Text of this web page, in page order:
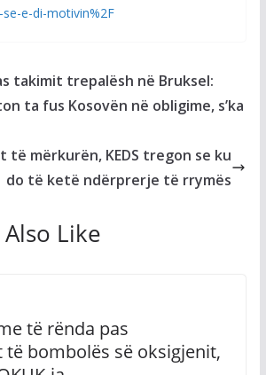
e-di-motivin%2F
takimit trepalësh në Bruksel:
ta fus Kosovën në obligime, s’ka
të mërkurën, KEDS tregon se ku
do të ketë ndërprerje të rrymës
Like
të rënda pas
bombolës së oksigjenit,